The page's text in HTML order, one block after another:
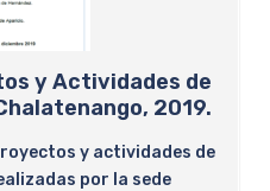
y Actividades de
2019.
y actividades de
por la sede